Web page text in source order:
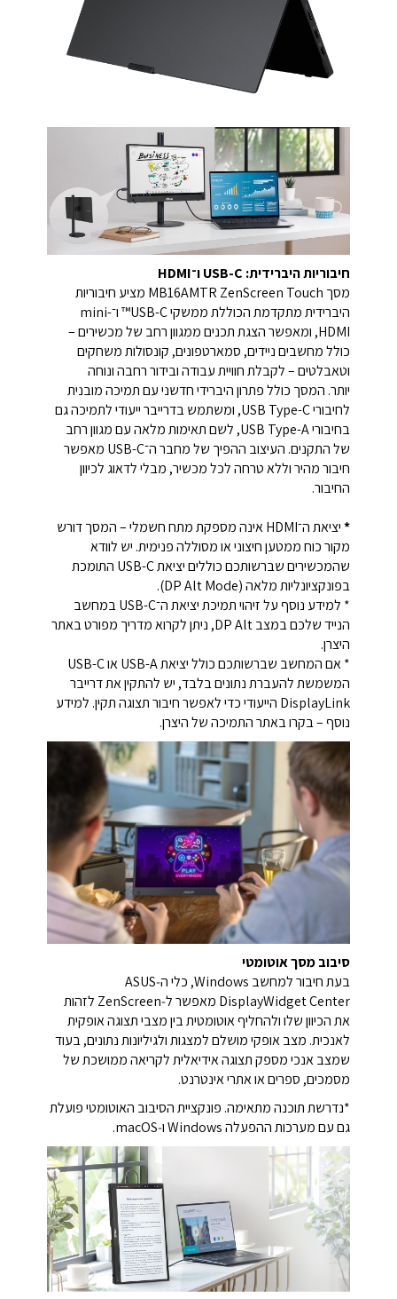
חיבוריות היברידית: USB-C ו־HDMI
מסך ZenScreen Touch ‏MB16AMTR מציע חיבוריות
היברידית מתקדמת הכוללת ממשקי USB-C™ ו־mini-
HDMI, ומאפשר הצגת תכנים ממגוון רחב של מכשירים –
כולל מחשבים ניידים, סמארטפונים, קונסולות משחקים
וטאבלטים – לקבלת חוויית עבודה ובידור רחבה ונוחה
יותר. המסך כולל פתרון היברידי חדשני עם תמיכה מובנית
לחיבורי USB Type-C, ומשתמש בדרייבר ייעודי לתמיכה גם
בחיבורי USB Type-A, לשם תאימות מלאה עם מגוון רחב
של התקנים. העיצוב ההפיך של מחבר ה־USB-C מאפשר
חיבור מהיר וללא טרחה לכל מכשיר, מבלי לדאוג לכיוון
החיבור.
*
יציאת ה־HDMI אינה מספקת מתח חשמלי – המסך דורש
מקור כוח ממטען חיצוני או מסוללה פנימית. יש לוודא
שהמכשירים שברשותכם כוללים יציאת USB-C התומכת
בפונקציונליות מלאה (DP Alt Mode).
* למידע נוסף על זיהוי תמיכת יציאת ה־USB-C במחשב
הנייד שלכם במצב DP Alt, ניתן לקרוא מדריך מפורט באתר
היצרן.
* אם המחשב שברשותכם כולל יציאת USB-A או USB-C
המשמשת להעברת נתונים בלבד, יש להתקין את דרייבר
DisplayLink הייעודי כדי לאפשר חיבור תצוגה תקין. למידע
נוסף – בקרו באתר התמיכה של היצרן.
סיבוב מסך אוטומטי
בעת חיבור למחשב Windows, כלי ה‑ASUS
DisplayWidget Center מאפשר ל‑ZenScreen לזהות
את הכיוון שלו ולהחליף אוטומטית בין מצבי תצוגה אופקית
לאנכית. מצב אופקי מושלם למצגות ולגיליונות נתונים, בעוד
שמצב אנכי מספק תצוגה אידיאלית לקריאה ממושכת של
מסמכים, ספרים או אתרי אינטרנט.
*נדרשת תוכנה מתאימה. פונקציית הסיבוב האוטומטי פועלת
גם עם מערכות ההפעלה Windows ו‑macOS.